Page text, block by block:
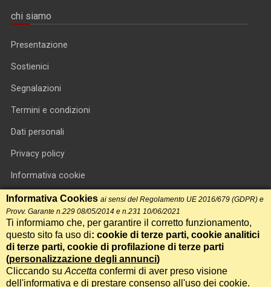
chi siamo
Presentazione
Sostienici
Segnalazioni
Termini e condizioni
Dati personali
Privacy policy
Informativa cookie
RSS feed
RSS Top News
Contatti
International Communication S.r.l. • P.IVA 14478081004 • Testata
Informativa Cookies ai sensi del Regolamento UE 2016/679 (GDPR) e
Provv. Garante n.229 08/05/2014 e n.231 10/06/2021
Ti informiamo che, per garantire il corretto funzionamento,
questo sito fa uso di: cookie di terze parti, cookie analitici
di terze parti, cookie di profilazione di terze parti
(personalizzazione degli annunci)
Cliccando su Accetta confermi di aver preso visione
dell'informativa e di prestare consenso all'uso dei cookie.